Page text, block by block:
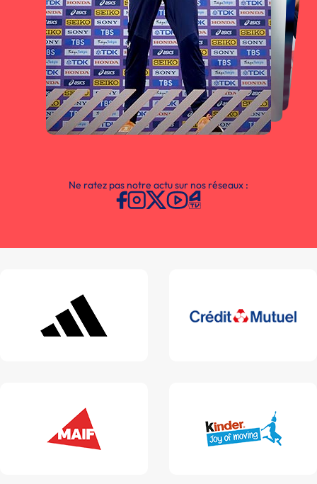
Ne ratez pas notre actu sur nos réseaux :